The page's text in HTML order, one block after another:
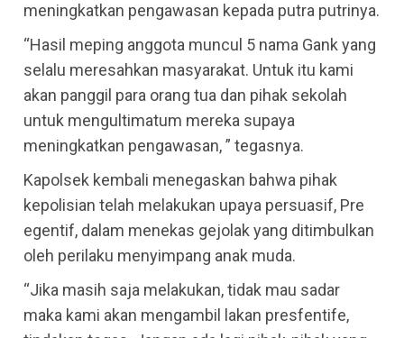
meningkatkan pengawasan kepada putra putrinya.
“Hasil meping anggota muncul 5 nama Gank yang
selalu meresahkan masyarakat. Untuk itu kami
akan panggil para orang tua dan pihak sekolah
untuk mengultimatum mereka supaya
meningkatkan pengawasan, ” tegasnya.
Kapolsek kembali menegaskan bahwa pihak
kepolisian telah melakukan upaya persuasif, Pre
egentif, dalam menekas gejolak yang ditimbulkan
oleh perilaku menyimpang anak muda.
“Jika masih saja melakukan, tidak mau sadar
maka kami akan mengambil lakan presfentife,